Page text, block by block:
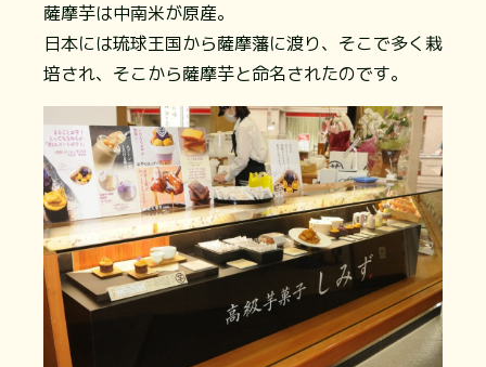
薩摩芋は中南米が原産。
日本には琉球王国から薩摩藩に渡り、そこで多く栽
培され、そこから薩摩芋と命名されたのです。